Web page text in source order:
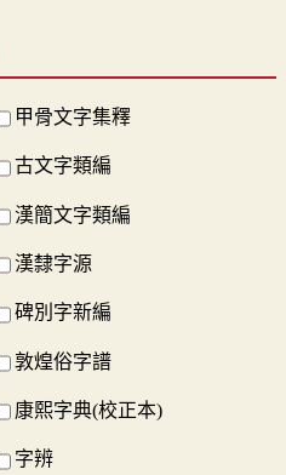
甲骨文字集釋
古文字類編
漢簡文字類編
漢隸字源
碑別字新編
敦煌俗字譜
康熙字典(校正本)
字辨